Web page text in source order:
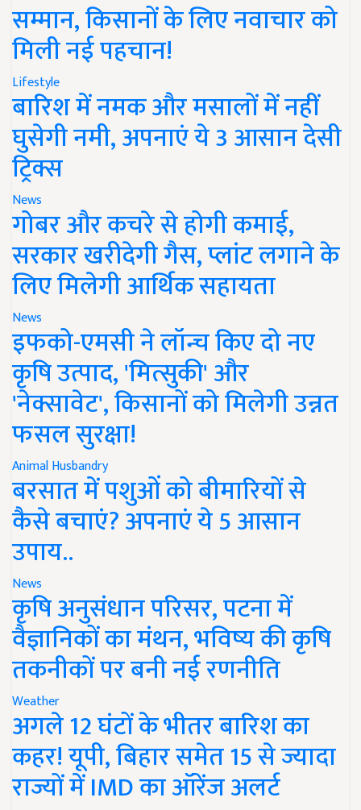
सम्मान, किसानों के लिए नवाचार को
मिली नई पहचान!
Lifestyle
बारिश में नमक और मसालों में नहीं
घुसेगी नमी, अपनाएं ये 3 आसान देसी
ट्रिक्स
News
गोबर और कचरे से होगी कमाई,
सरकार खरीदेगी गैस, प्लांट लगाने के
लिए मिलेगी आर्थिक सहायता
News
इफको-एमसी ने लॉन्च किए दो नए
कृषि उत्पाद, 'मित्सुकी' और
'नेक्सावेट', किसानों को मिलेगी उन्नत
फसल सुरक्षा!
Animal Husbandry
बरसात में पशुओं को बीमारियों से
कैसे बचाएं? अपनाएं ये 5 आसान
उपाय..
News
कृषि अनुसंधान परिसर, पटना में
वैज्ञानिकों का मंथन, भविष्य की कृषि
तकनीकों पर बनी नई रणनीति
Weather
अगले 12 घंटों के भीतर बारिश का
कहर! यूपी, बिहार समेत 15 से ज्यादा
राज्यों में IMD का ऑरेंज अलर्ट